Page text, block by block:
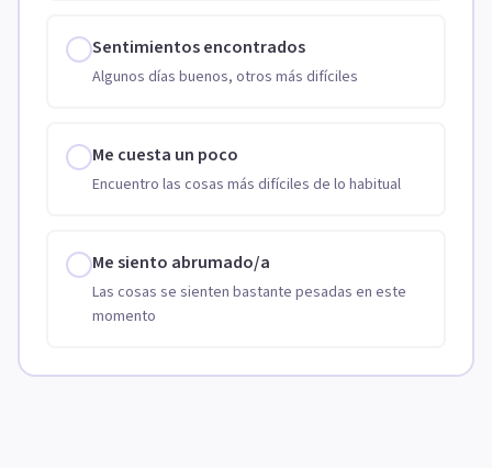
Sentimientos encontrados
Algunos días buenos, otros más difíciles
Me cuesta un poco
Encuentro las cosas más difíciles de lo habitual
Me siento abrumado/a
Las cosas se sienten bastante pesadas en este
momento